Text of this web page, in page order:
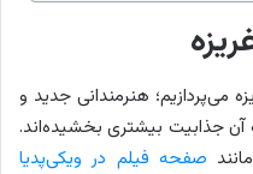
می‌پردازیم؛ هنرمندانی جدید و
آن جذابیت بیشتری بخشیده‌اند.
صفحه فیلم در ویکی‌پدیا